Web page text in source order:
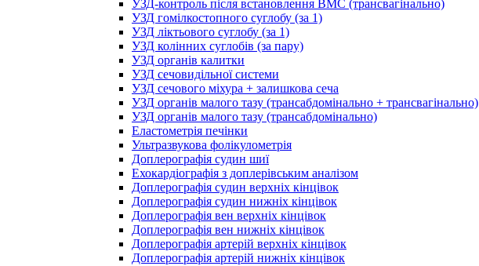
УЗД-контроль після встановлення ВМС (трансвагінально)
УЗД гомілкостопного суглобу (за 1)
УЗД ліктьового суглобу (за 1)
УЗД колінних суглобів (за пару)
УЗД органів калитки
УЗД сечовидільної системи
УЗД сечового міхура + залишкова сеча
УЗД органів малого тазу (трансабдомінально + трансвагінально)
УЗД органів малого тазу (трансабдомінально)
Еластометрія печінки
Ультразвукова фолікулометрія
Доплерографія судин шиї
Ехокардіографія з доплерівським аналізом
Доплерографія судин верхніх кінцівок
Доплерографія судин нижніх кінцівок
Доплерографія вен верхніх кінцівок
Доплерографія вен нижніх кінцівок
Доплерографія артерій верхніх кінцівок
Доплерографія артерій нижніх кінцівок